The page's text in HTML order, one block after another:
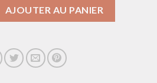
AJOUTER AU PANIER